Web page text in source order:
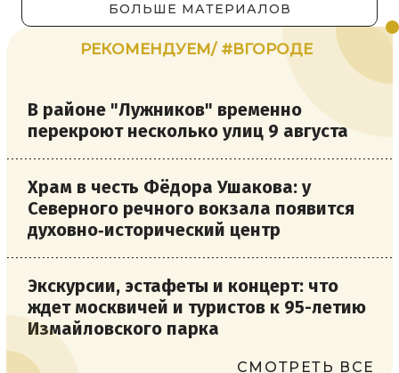
БОЛЬШЕ МАТЕРИАЛОВ
РЕКОМЕНДУЕМ/ #ВГОРОДЕ
В районе "Лужников" временно
перекроют несколько улиц 9 августа
Храм в честь Фёдора Ушакова: у
Северного речного вокзала появится
духовно‑исторический центр
Экскурсии, эстафеты и концерт: что
ждет москвичей и туристов к 95-летию
Измайловского парка
СМОТРЕТЬ ВСЕ